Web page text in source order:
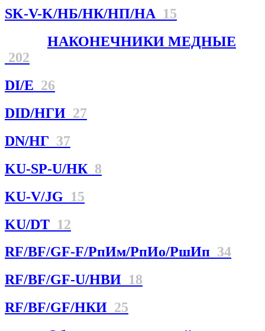
SK-V-K/НБ/НК/НП/НА 15
НАКОНЕЧНИКИ МЕДНЫЕ
202
DI/E 26
DID/НГИ 27
DN/НГ 37
KU-SP-U/НК 8
KU-V/JG 15
KU/DT 12
RF/BF/GF-F/РпИм/РпИо/РшИп 34
RF/BF/GF-U/НBИ 18
RF/BF/GF/НКИ 25